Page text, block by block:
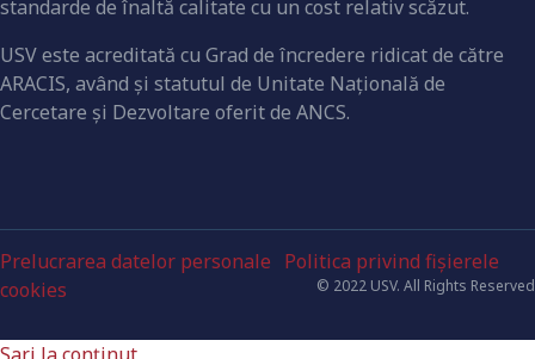
standarde de înaltă calitate cu un cost relativ scăzut.
USV este acreditată cu Grad de încredere ridicat de către
ARACIS, având şi statutul de Unitate Naţională de
Cercetare şi Dezvoltare oferit de ANCS.
Prelucrarea datelor personale Politica privind fișierele
cookies
© 2022 USV. All Rights Reserved